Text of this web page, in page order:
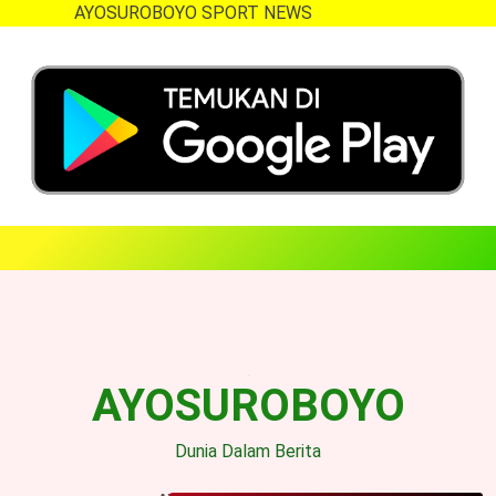
AYOSUROBOYO SPORT NEWS
AYOSUROBOYO
Dunia Dalam Berita